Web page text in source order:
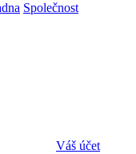
Společnost
Váš účet